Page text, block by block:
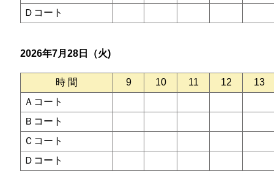
Ｄコート
2026年7月28日（火)
時 間 9 10 11 12
13
Ａコート
Ｂコート
Ｃコート
Ｄコート